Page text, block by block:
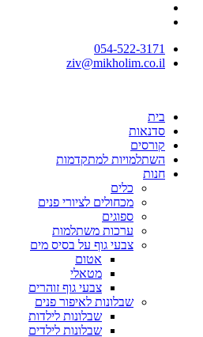
054-522-3171⁩
ziv@mikholim.co.il
בית
סדנאות
קורסים
השתלמויות למתקדמות
חנות
כלים
מכחולים לציורי פנים
ספוגים
ערכות משתלמות
צבעי גוף על בסיס מים
אטום
מטאלי
צבעי גוף זוהרים
שבלונות לאיפור פנים
שבלונות לילדות
שבלונות לילדים